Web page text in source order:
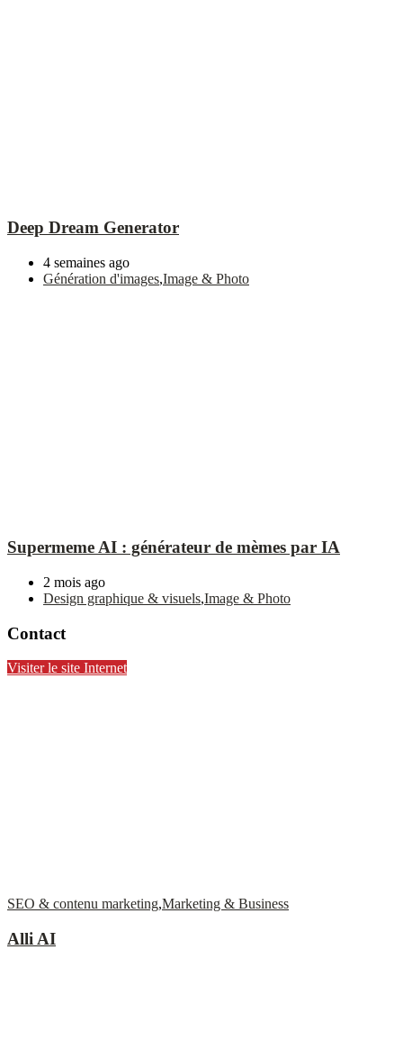
Deep Dream Generator
4 semaines ago
Génération d'images,Image & Photo
Supermeme AI : générateur de mèmes par IA
2 mois ago
Design graphique & visuels,Image & Photo
Contact
Visiter le site Internet
SEO & contenu marketing,Marketing & Business
Alli AI